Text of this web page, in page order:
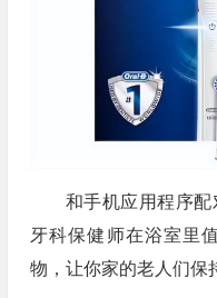
和手机应用程序
牙科保健师在浴室里
物，让你家的老人们保